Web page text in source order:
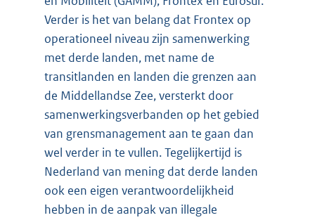
Verder is het van belang dat Frontex op
operationeel niveau zijn samenwerking
met derde landen, met name de
transitlanden en landen die grenzen aan
de Middellandse Zee, versterkt door
samenwerkingsverbanden op het gebied
van grensmanagement aan te gaan dan
wel verder in te vullen. Tegelijkertijd is
Nederland van mening dat derde landen
ook een eigen verantwoordelijkheid
hebben in de aanpak van illegale